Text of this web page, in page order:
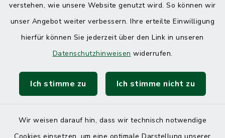
verstehen, wie unsere Website genutzt wird. So können wir
unser Angebot weiter verbessern. Ihre erteilte Einwilligung
hierfür können Sie jederzeit über den Link in unseren
Datenschutzhinweisen widerrufen.
Ich stimme zu Ich stimme nicht zu
Wir weisen darauf hin, dass wir technisch notwendige